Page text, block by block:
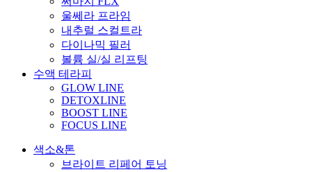
울쎄라 프라임
내추럴 스컬트라
다이나믹 필러
볼륨 실/실 리프팅
수액 테라피
GLOW LINE
DETOXLINE
BOOST LINE
FOCUS LINE
색소&톤
브라이트 리페어 토닝